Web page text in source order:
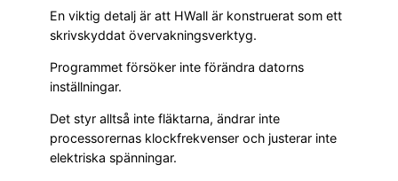
En viktig detalj är att HWall är konstruerat som ett
skrivskyddat övervakningsverktyg.
Programmet försöker inte förändra datorns
inställningar.
Det styr alltså inte fläktarna, ändrar inte
processorernas klockfrekvenser och justerar inte
elektriska spänningar.